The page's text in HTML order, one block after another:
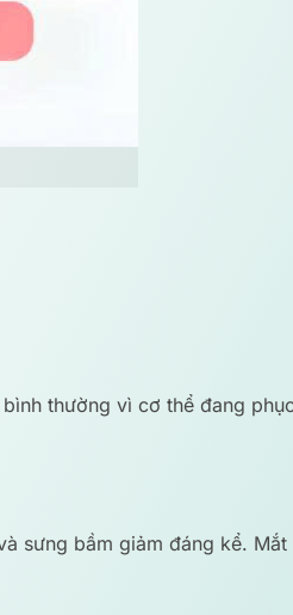
thường vì cơ thể đang
sưng bầm giảm đáng kể.